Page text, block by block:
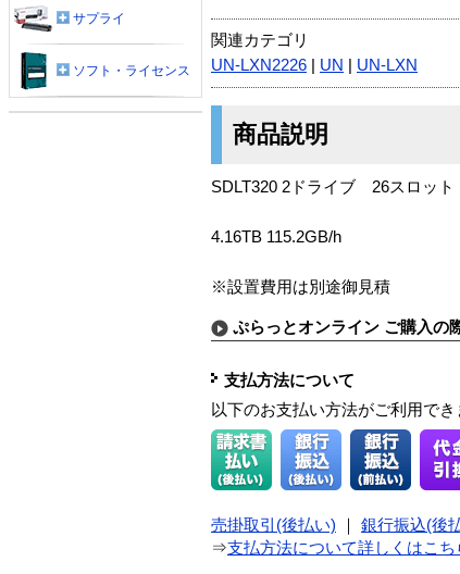
関連カテゴリ
UN-LXN2226
UN UN-LXN
商品説明
SDLT320 2ドライブ 26スロッ
4.16TB 115.2GB/h
※設置費用は別途御見積
ぷらっとオンライン ご購入の
支払方法について
以下のお支払い方法がご利用でき
売掛取引(後払い) 銀行振込(後
⇒支払方法について詳しくはこち
サプライ
ソフト・ライセンス